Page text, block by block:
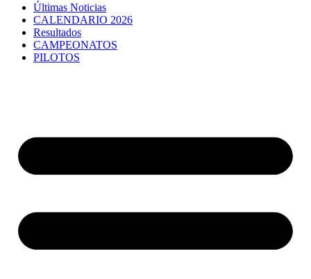
Últimas Noticias
CALENDARIO 2026
Resultados
CAMPEONATOS
PILOTOS